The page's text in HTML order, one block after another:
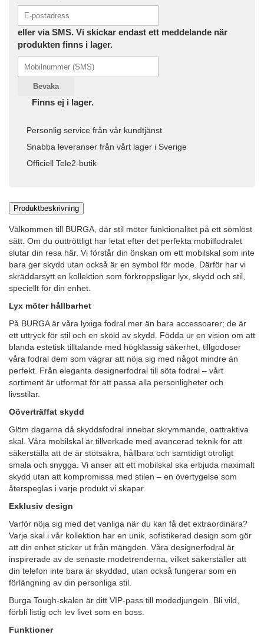
eller via SMS. Vi skickar endast ett meddelande när
produkten finns i lager.
Bevaka
Finns ej i lager.
Personlig service från vår kundtjänst
Snabba leveranser från vårt lager i Sverige
Officiell Tele2-butik
Produktbeskrivning
Välkommen till BURGA, där stil möter funktionalitet på ett sömlöst
sätt. Om du outtröttligt har letat efter det perfekta mobilfodralet
slutar din resa här. Vi förstår din önskan om ett mobilskal som inte
bara ger skydd utan också är en symbol för mode. Därför har vi
skräddarsytt en kollektion som förkroppsligar lyx, skydd och stil,
speciellt för din enhet.
Lyx möter hållbarhet
På BURGA är våra lyxiga fodral mer än bara accessoarer; de är
ett uttryck för stil och en sköld av skydd. Födda ur en vision om att
blanda estetisk tilltalande med högklassig säkerhet, tillgodoser
våra fodral dem som vägrar att nöja sig med något mindre än
perfekt. Från eleganta designerfodral till söta fodral – vårt
sortiment är utformat för att passa alla personligheter och
livsstilar.
Oöverträffat skydd
Glöm dagarna då skyddsfodral innebar skrymmande, oattraktiva
skal. Våra mobilskal är tillverkade med avancerad teknik för att
säkerställa att de är stötsäkra, hållbara och samtidigt otroligt
smala och snygga. Vi anser att ett mobilskal ska erbjuda maximalt
skydd utan att kompromissa med stilen – en övertygelse som
återspeglas i varje produkt vi skapar.
Exklusiv design
Varför nöja sig med det vanliga när du kan få det extraordinära?
Varje skal i vår kollektion har en unik, sofistikerad design som gör
att din enhet sticker ut från mängden. Våra designerfodral är
inspirerade av de senaste modetrenderna, vilket säkerställer att
din telefon inte bara är skyddad, utan också fungerar som en
förlängning av din personliga stil.
Burga Tough-skalen är ditt VIP-pass till modedjungeln. Bli vild,
förbli listig och lev livet som en boss.
Funktioner